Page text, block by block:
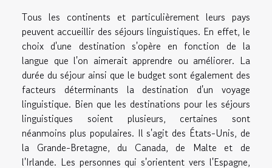
Tous les continents et particulièrement leurs pays
peuvent accueillir des séjours linguistiques. En effet, le
choix d'une destination s'opère en fonction de la
langue que l'on aimerait apprendre ou améliorer. La
durée du séjour ainsi que le budget sont également des
facteurs déterminants la destination d'un voyage
linguistique. Bien que les destinations pour les séjours
linguistiques soient plusieurs, certaines sont
néanmoins plus populaires. Il s'agit des États-Unis, de
la Grande-Bretagne, du Canada, de Malte et de
l'Irlande. Les personnes qui s'orientent vers l'Espagne,